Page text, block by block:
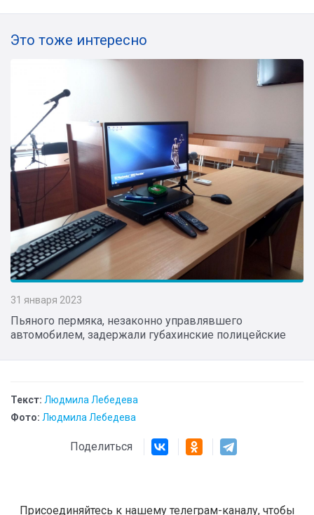
Это тоже интересно
31 января 2023
Пьяного пермяка, незаконно управлявшего
автомобилем, задержали губахинские полицейские
Текст: Людмила Лебедева
Фото: Людмила Лебедева
Поделиться
Присоединяйтесь к нашему телеграм-каналу, чтобы